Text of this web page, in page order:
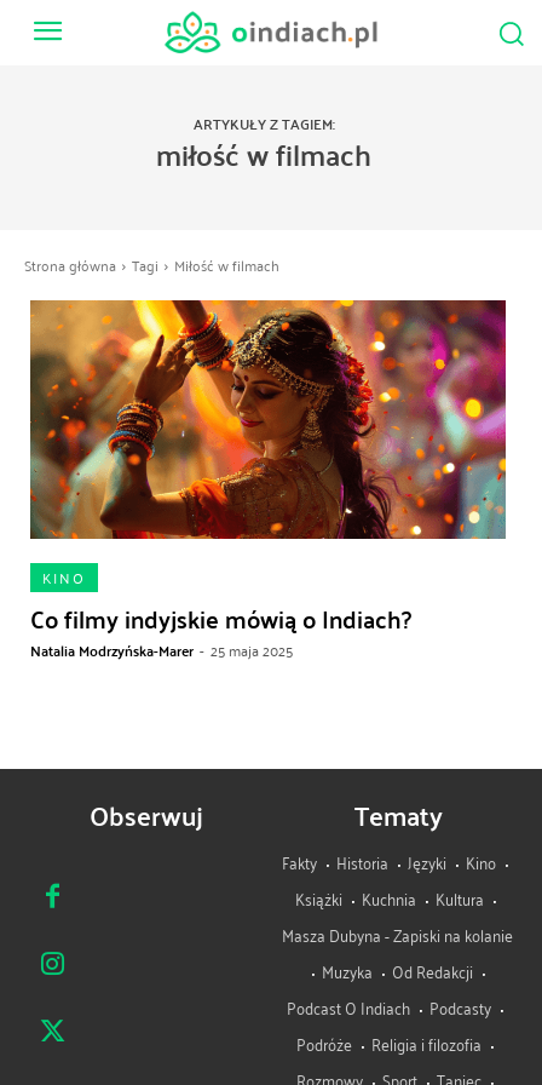
ARTYKUŁY Z TAGIEM:
miłość w filmach
Strona główna Tagi Miłość w filmach
KINO
Co filmy indyjskie mówią o Indiach?
Natalia Modrzyńska-Marer - 25 maja 2025
Obserwuj Tematy
Fakty Historia Języki
Kino
Książki
Kuchnia
Kultura
Masza Dubyna - Zapiski na kolanie
Muzyka
Od Redakcji
Podcast O Indiach
Podcasty
Podróże
Religia i filozofia